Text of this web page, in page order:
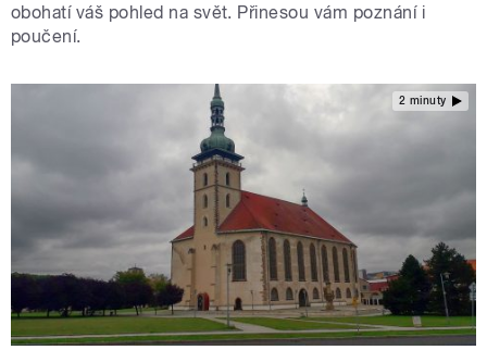
obohatí váš pohled na svět. Přinesou vám poznání i
poučení.
2 minuty